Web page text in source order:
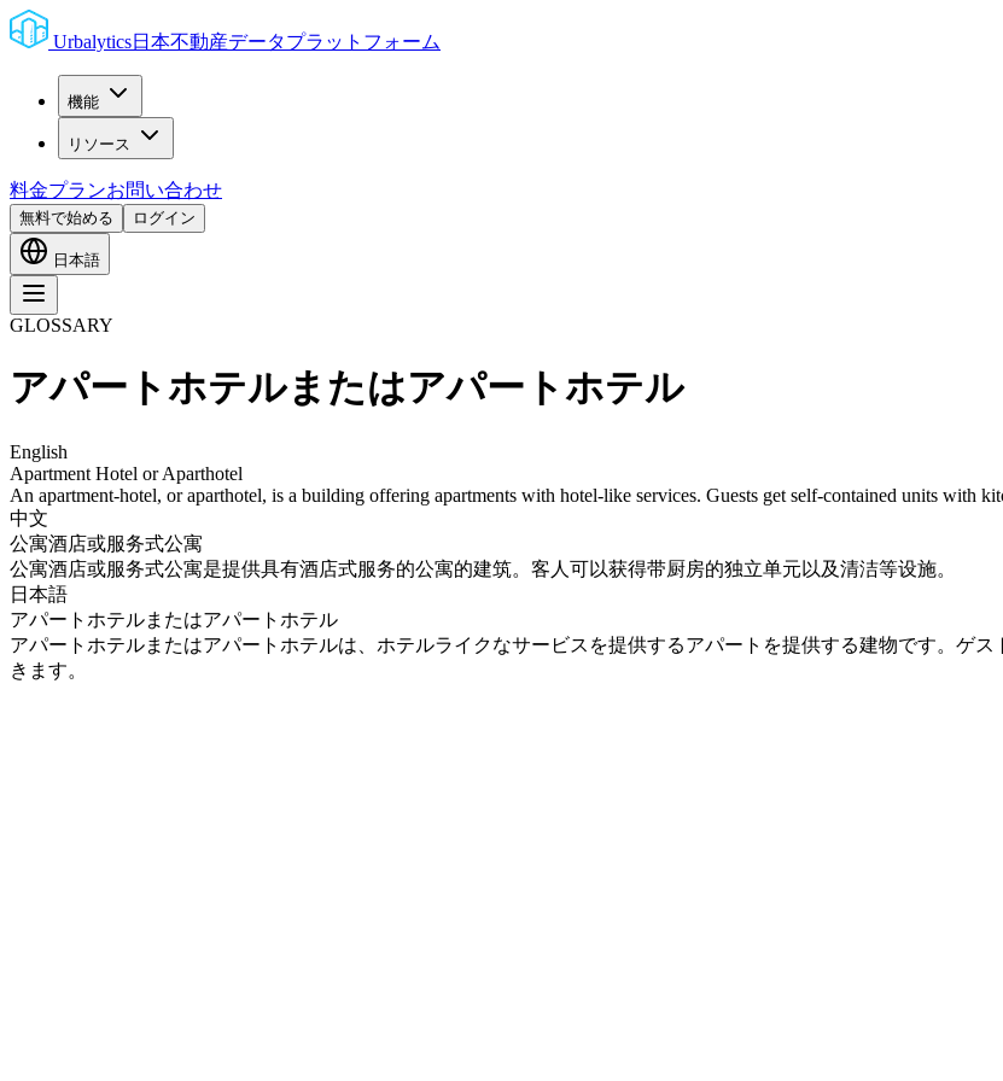
Urbalytics日本不動産データプラットフォーム
機能
リソース
料金プランお問い合わせ
無料で始める ログイン
日本語
GLOSSARY
アパートホテルまたはアパートホテル
English
Apartment Hotel or Aparthotel
An apartment-hotel, or aparthotel, is a building offering apartments with hotel-like services. Guests get self-contained units with
中文
公寓酒店或服务式公寓
公寓酒店或服务式公寓是提供具有酒店式服务的公寓的建筑。客人可以获得带厨房的独立单元以及清洁等设施。
日本語
アパートホテルまたはアパートホテル
アパートホテルまたはアパートホテルは、ホテルライクなサービスを提供するアパートを提供する建物です。ゲ
きます。